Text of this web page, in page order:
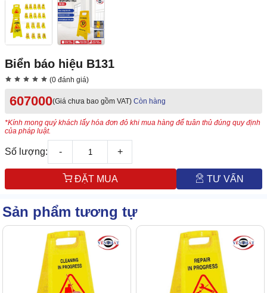
Biển báo hiệu B131
(0 đánh giá)
607000(Giá chưa bao gồm VAT) Còn hàng
*Kính mong quý khách lấy hóa đơn đỏ khi mua hàng để tuân thủ đúng quy định
của pháp luật.
Số lượng: - +
ĐẶT MUA TƯ VẤN
Sản phẩm tương tự